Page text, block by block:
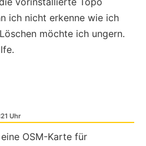
ich nicht erkenne wie ich
möchte ich ungern.
Uhr
OSM-Karte für